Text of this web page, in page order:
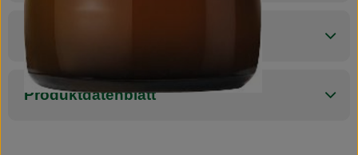
Nährwert-Info
Produktdatenblatt